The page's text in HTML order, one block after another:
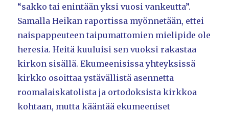
“sakko tai enintään yksi vuosi vankeutta”.
Samalla Heikan raportissa myönnetään, ettei
naispappeuteen taipumattomien mielipide ole
heresia. Heitä kuuluisi sen vuoksi rakastaa
kirkon sisällä. Ekumeenisissa yhteyksissä
kirkko osoittaa ystävällistä asennetta
roomalaiskatolista ja ortodoksista kirkkoa
kohtaan, mutta kääntää ekumeeniset